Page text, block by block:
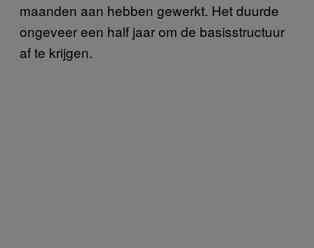
maanden aan hebben gewerkt. Het duurde
ongeveer een half jaar om de basisstructuur
af te krijgen.